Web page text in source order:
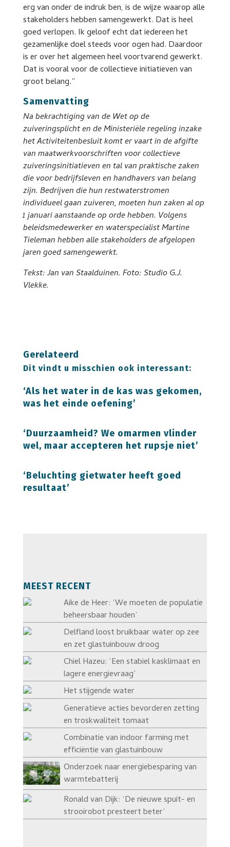
erg van onder de indruk ben, is de wijze waarop alle
stakeholders hebben samengewerkt. Dat is heel
goed verlopen. Ik geloof echt dat iedereen het
gezamenlijke doel steeds voor ogen had. Daardoor
is er over het algemeen heel voortvarend gewerkt.
Dat is vooral voor de collectieve initiatieven van
groot belang.”
Samenvatting
Na bekrachtiging van de Wet op de
zuiveringsplicht en de Ministeriële regeling inzake
het Activiteitenbesluit komt er vaart in de afgifte
van maatwerkvoorschriften voor collectieve
zuiveringsinitiatieven en tal van praktische zaken
die voor bedrijfsleven en handhavers van belang
zijn. Bedrijven die hun restwaterstromen
individueel gaan zuiveren, moeten hun zaken al op
1 januari aanstaande op orde hebben. Volgens
beleidsmedewerker en waterspecialist Martine
Tieleman hebben alle stakeholders de afgelopen
jaren goed samengewerkt.
Tekst: Jan van Staalduinen. Foto: Studio G.J.
Vlekke.
Gerelateerd
Dit vindt u misschien ook interessant:
‘Als het water in de kas was gekomen,
was het einde oefening’
‘Duurzaamheid? We omarmen vlinder
wel, maar accepteren het rupsje niet’
‘Beluchting gietwater heeft goed
resultaat’
MEEST RECENT
Aike de Heer: ‘We moeten de populatie
beheersbaar houden’
Delfland loost bruikbaar water op zee
en zet glastuinbouw droog
Chiel Hazeu: ‘Een stabiel kasklimaat en
lagere energievraag’
Het stijgende water
Generatieve acties bevorderen zetting
en troskwaliteit tomaat
Combinatie van indoor farming met
efficiëntie van glastuinbouw
Onderzoek naar energiebesparing van
warmtebatterij
Ronald van Dijk: ‘De nieuwe spuit- en
strooirobot presteert beter’